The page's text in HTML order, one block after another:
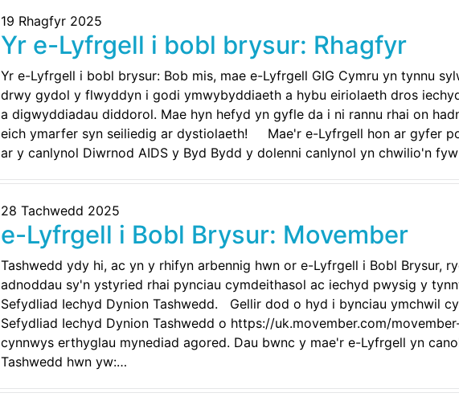
19 Rhagfyr 2025
Yr e-Lyfrgell i bobl brysur: Rhagfyr
Yr e-Lyfrgell i bobl brysur: Bob mis, mae e-Lyfrgell GIG Cymru yn tynnu
drwy gydol y flwyddyn i godi ymwybyddiaeth a hybu eiriolaeth dros
a digwyddiadau diddorol. Mae hyn hefyd yn gyfle da i ni rannu rhai on
eich ymarfer syn seiliedig ar dystiolaeth! Mae'r e-Lyfrgell hon ar gyfer
ar y canlynol Diwrnod AIDS y Byd Bydd y dolenni canlynol yn chwilio'n
28 Tachwedd 2025
e-Lyfrgell i Bobl Brysur: Movember
Tashwedd ydy hi, ac yn y rhifyn arbennig hwn or e-Lyfrgell i Bobl Brysur,
adnoddau sy'n ystyried rhai pynciau cymdeithasol ac iechyd pwysig y
Sefydliad Iechyd Dynion Tashwedd. Gellir dod o hyd i bynciau ymchwil
Sefydliad Iechyd Dynion Tashwedd o https://uk.movember.com/
cynnwys erthyglau mynediad agored. Dau bwnc y mae'r e-Lyfrgell yn
Tashwedd hwn yw:…